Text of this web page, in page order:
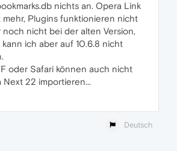
nichts an. Opera Link
Plugins funktionieren nicht
noch nicht bei der alten Version,
ich aber auf 10.6.8 nicht
oder Safari können auch nicht
Next 22 importieren...
Deutsch